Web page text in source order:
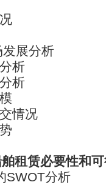
展分析
析
析
情况
租赁必要性和
SWOT分析